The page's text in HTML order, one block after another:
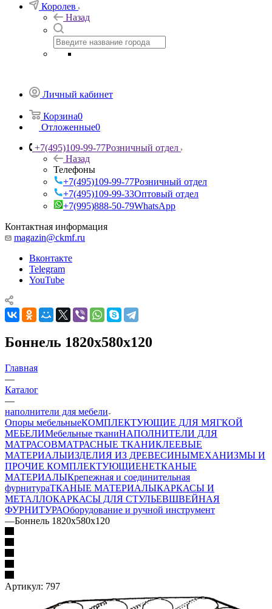
Королев
Назад
Личный кабинет
Корзина0
Отложенные0
+7(495)109-99-77Розничный отдел
Назад
Телефоны
+7(495)109-99-77Розничный отдел
+7(495)109-99-33Оптовый отдел
+7(995)888-50-79WhatsApp
Контактная информация
magazin@ckmf.ru
Вконтакте
Telegram
YouTube
Боннель 1820х580х120
Главная
—
Каталог
—
наполнители для мебели
Опоры мебельныеКОМПЛЕКТУЮЩИЕ ДЛЯ МЯГКОЙ
МЕБЕЛИМебельные тканиНАПОЛНИТЕЛИ ДЛЯ
МАТРАСОВМАТРАСНЫЕ ТКАНИКЛЕЕВЫЕ
МАТЕРИАЛЫИЗДЕЛИЯ ИЗ ДРЕВЕСИНЫМЕХАНИЗМЫ И
ПРОЧИЕ КОМПЛЕКТУЮЩИЕНЕТКАНЫЕ
МАТЕРИАЛЫКрепежная и соединительная
фурнитураТКАНЫЕ МАТЕРИАЛЫКАРКАСЫ И
МЕТАЛЛОКАРКАСЫ ДЛЯ СТУЛЬЕВШВЕЙНАЯ
ФУРНИТУРАОборудование и ручной инструмент
—Боннель 1820х580х120
Артикул: 797